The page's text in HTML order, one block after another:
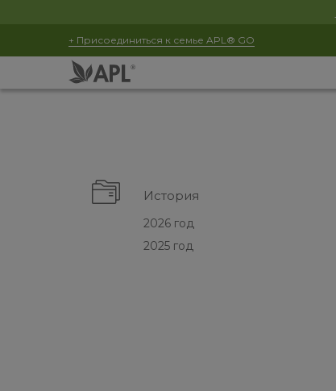
+ Присоединиться к семье APL® GO
История
2026 год
2025 год